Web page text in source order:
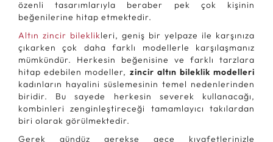
özenli tasarımlarıyla beraber pek çok kişinin
beğenilerine hitap etmektedir.
Altın zincir bileklikleri, geniş bir yelpaze ile karşınıza
çıkarken çok daha farklı modellerle karşılaşmanız
mümkündür. Herkesin beğenisine ve farklı tarzlara
hitap edebilen modeller, zincir altın bileklik modelleri
kadınların hayalini süslemesinin temel nedenlerinden
biridir. Bu sayede herkesin severek kullanacağı,
kombinleri zenginleştireceği tamamlayıcı takılardan
biri olarak görülmektedir.
Gerek gündüz gerekse gece kıyafetlerinizle